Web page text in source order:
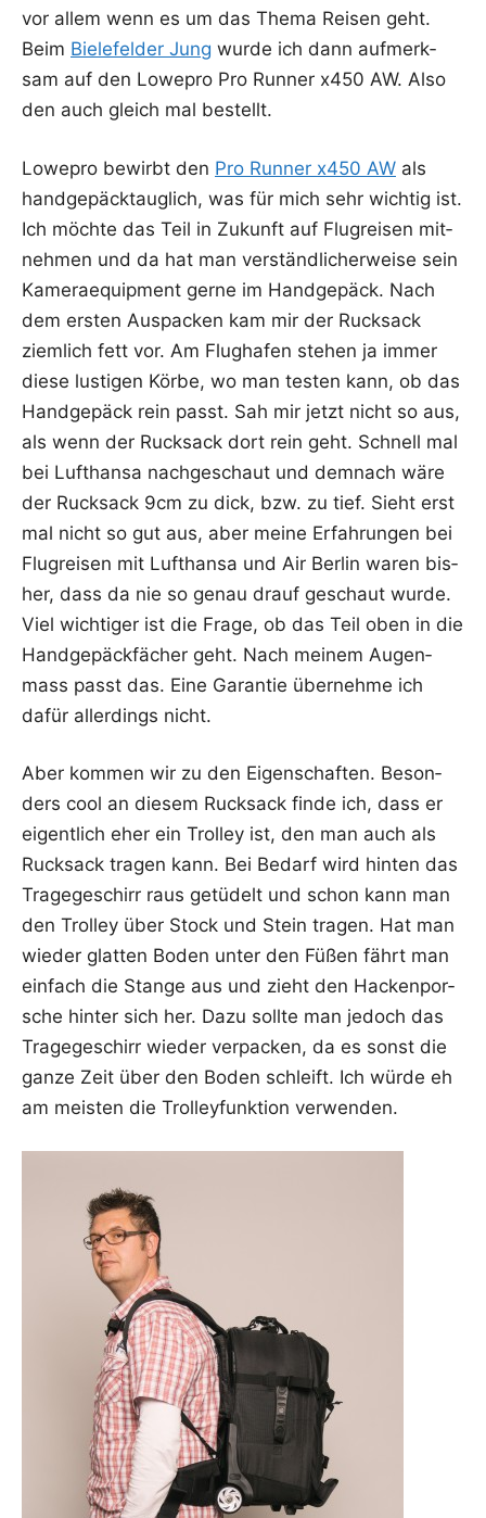
vor allem wenn es um das The­ma Rei­sen geht.
Beim Bie­le­fel­der Jung wur­de ich dann auf­merk­
sam auf den Lowe­pro Pro Run­ner x450 AW. Also
den auch gleich mal bestellt.
Lowe­pro bewirbt den Pro Run­ner x450 AW als
hand­ge­päck­taug­lich, was für mich sehr wich­tig ist.
Ich möch­te das Teil in Zukunft auf Flug­rei­sen mit­
neh­men und da hat man ver­ständ­li­cher­wei­se sein
Kame­ra­equip­ment ger­ne im Hand­ge­päck. Nach
dem ers­ten Aus­pa­cken kam mir der Ruck­sack
ziem­lich fett vor. Am Flug­ha­fen ste­hen ja immer
die­se lus­ti­gen Kör­be, wo man tes­ten kann, ob das
Hand­ge­päck rein passt. Sah mir jetzt nicht so aus,
als wenn der Ruck­sack dort rein geht. Schnell mal
bei Luft­han­sa nach­ge­schaut und dem­nach wäre
der Ruck­sack 9cm zu dick, bzw. zu tief. Sieht erst
mal nicht so gut aus, aber mei­ne Erfah­run­gen bei
Flug­rei­sen mit Luft­han­sa und Air Ber­lin waren bis­
her, dass da nie so genau drauf geschaut wur­de.
Viel wich­ti­ger ist die Fra­ge, ob das Teil oben in die
Hand­ge­päck­fä­cher geht. Nach mei­nem Augen­
mass passt das. Eine Garan­tie über­neh­me ich
dafür aller­dings nicht.
Aber kom­men wir zu den Eigen­schaf­ten. Beson­
ders cool an die­sem Ruck­sack fin­de ich, dass er
eigent­lich eher ein Trol­ley ist, den man auch als
Ruck­sack tra­gen kann. Bei Bedarf wird hin­ten das
Tra­ge­ge­schirr raus getü­delt und schon kann man
den Trol­ley über Stock und Stein tra­gen. Hat man
wie­der glat­ten Boden unter den Füßen fährt man
ein­fach die Stan­ge aus und zieht den Hacken­por­
sche hin­ter sich her. Dazu soll­te man jedoch das
Tra­ge­ge­schirr wie­der ver­pa­cken, da es sonst die
gan­ze Zeit über den Boden schleift. Ich wür­de eh
am meis­ten die Trol­ley­funk­ti­on verwenden.